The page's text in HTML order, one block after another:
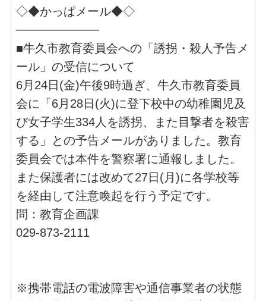
◇◆かっぱメール◆◇
──────────
■牛久市教育委員会への「誘拐・殺人予告メ
ール」の受信について
6月24日(金)午後9時過ぎ、牛久市教育委員
会に「6月28日(火)に登下校中の幼稚園児及
び女子学生334人を誘拐、また目撃者を殺害
する」との予告メールがありました。教育
委員会では本件を警察署に通報しました。
また保護者には改めて27日(月)に各学校等
を経由して注意喚起を行う予定です。
問：教育企画課
029-873-2111
※携帯電話の電波障害や通信事業者の状態